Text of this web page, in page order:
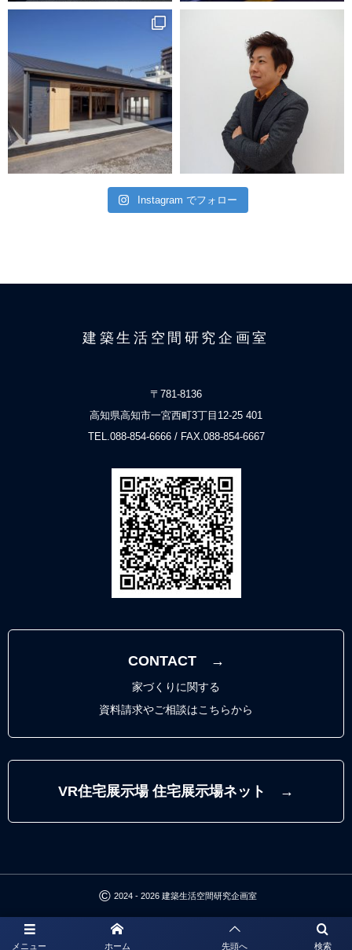
Instagram でフォロー
メニュー 検索
ホーム 先頭へ
建築生活空間研究企画室
〒781-8136
高知県高知市一宮西町3丁目12-25 401
TEL.088-854-6666 / FAX.088-854-6667
CONTACT →
家づくりに関する
資料請求やご相談はこちらから
VR住宅展示場 住宅展示場ネット →
© 2024 - 2026 建築生活空間研究企画室